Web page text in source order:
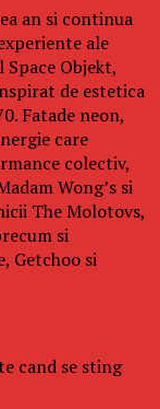
an si continua
ale
Objekt,
de estetica
Fatade neon,
care
colectiv,
Wong’s si
The Molotovs,
si
Getchoo si
cand se sting